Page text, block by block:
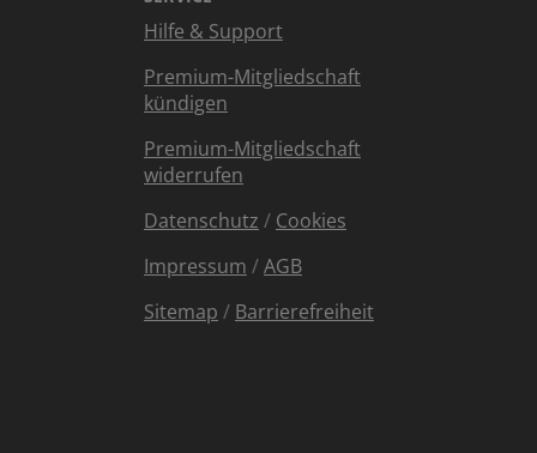
Hilfe & Support
Premium-Mitgliedschaft
kündigen
Premium-Mitgliedschaft
widerrufen
Datenschutz / Cookies
Impressum /AGB
Sitemap / Barrierefreiheit